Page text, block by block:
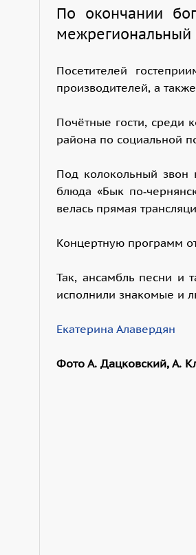
По окончании
межрегиональный
Посетителей
производителей, а
Почётные гости, среди
района по социальной
Под колокольный звон
блюда «Бык
велась прямая
Концертную программ
Так, ансамбль песни и
исполнили знакомые и
Екатерина Алавердян
Фото А. Дацковский, А.